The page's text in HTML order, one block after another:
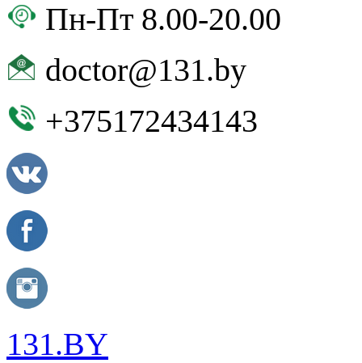
Пн-Пт 8.00-20.00
doctor@131.by
+375172434143
131.BY